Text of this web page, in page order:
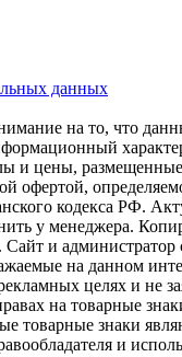
данных
на то, что
и цены,
офертой,
кодекса РФ.
у менеджера.
Сайт и администратор
на данном
целях и не
на товарные
товарные знаки
и